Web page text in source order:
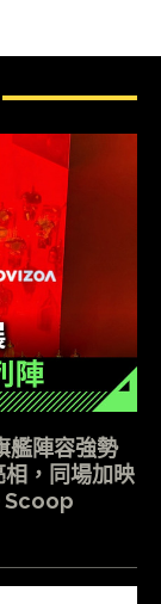
艦陣容強勢
，同場加映
Scoop